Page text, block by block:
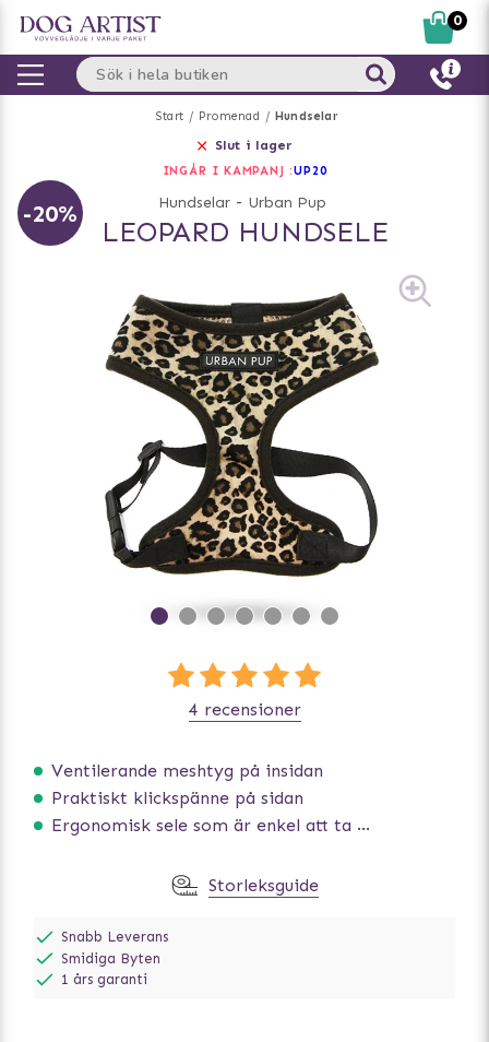
Start Promenad Hundselar
Slut i lager
INGÅR I KAMPANJ :UP20
-20% Hundselar - Urban Pup
LEOPARD HUNDSELE
Ventilerande meshtyg på insidan
Praktiskt klickspänne på sidan
Ergonomisk sele som är enkel att ta på och av
4 recensioner
Storleksguide
Snabb Leverans
Smidiga Byten
1 års garanti
0